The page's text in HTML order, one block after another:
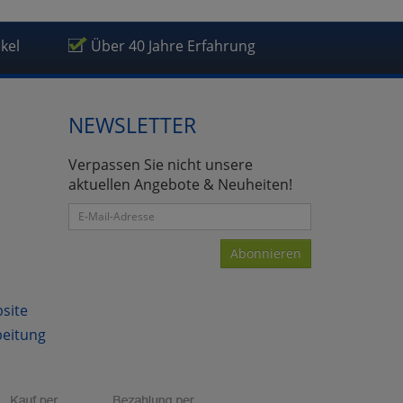
Über 40 Jahre Erfahrung
NEWSLETTER
Verpassen Sie nicht unsere
aktuellen Angebote & Neuheiten!
Abonnieren